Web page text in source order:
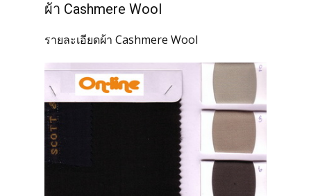
ผ้า Cashmere Wool
รายละเอียดผ้า Cashmere Wool